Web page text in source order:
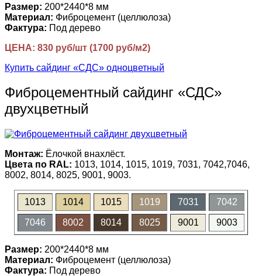
Размер: 200*2440*8 мм
Материал: Фиброцемент (целлюлоза)
Фактура: Под дерево
ЦЕНА: 830 руб/шт (1700 руб/м2)
Купить сайдинг «СДС» одноцветный
Фиброцементный сайдинг «СДС»
двухцветный
Монтаж: Ёлочкой внахлёст.
Цвета по RAL: 1013, 1014, 1015, 1019, 7031, 7042,7046,
8002, 8014, 8025, 9001, 9003.
1013 1014 1015 1019 7031 7042
7046 8002 8014 8025 9001 9003
Размер: 200*2440*8 мм
Материал: Фиброцемент (целлюлоза)
Фактура: Под дерево